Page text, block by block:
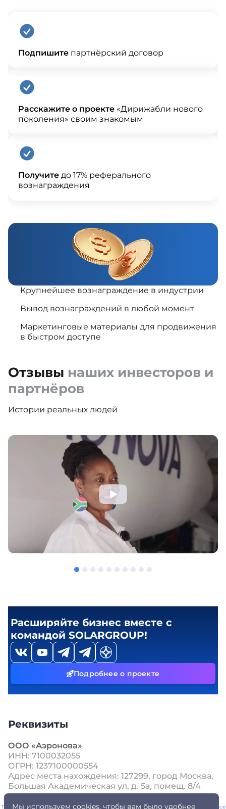
Мы используем cookies, чтобы вам было удобнее
Подпишите партнёрский договор
Расскажите о проекте «Дирижабли нового
поколения» своим знакомым
Получите до 17% реферального
вознаграждения
Крупнейшее вознаграждение в индустрии
Вывод вознаграждений в любой момент
Маркетинговые материалы для продвижения
в быстром доступе
Отзывы наших инвесторов и
партнёров
Истории реальных людей
Расширяйте бизнес вместе с
командой SOLARGROUP!
Подробнее о проекте
Реквизиты
ООО «Аэронова»
ИНН: 7100032055
ОГРН: 1237100000554
Адрес места нахождения: 127299, город Москва,
Большая Академическая ул, д. 5а, помещ. 8/4
This site is protected by reCAPTCHA and the GooglePrivacy PolicyandTerms of Service